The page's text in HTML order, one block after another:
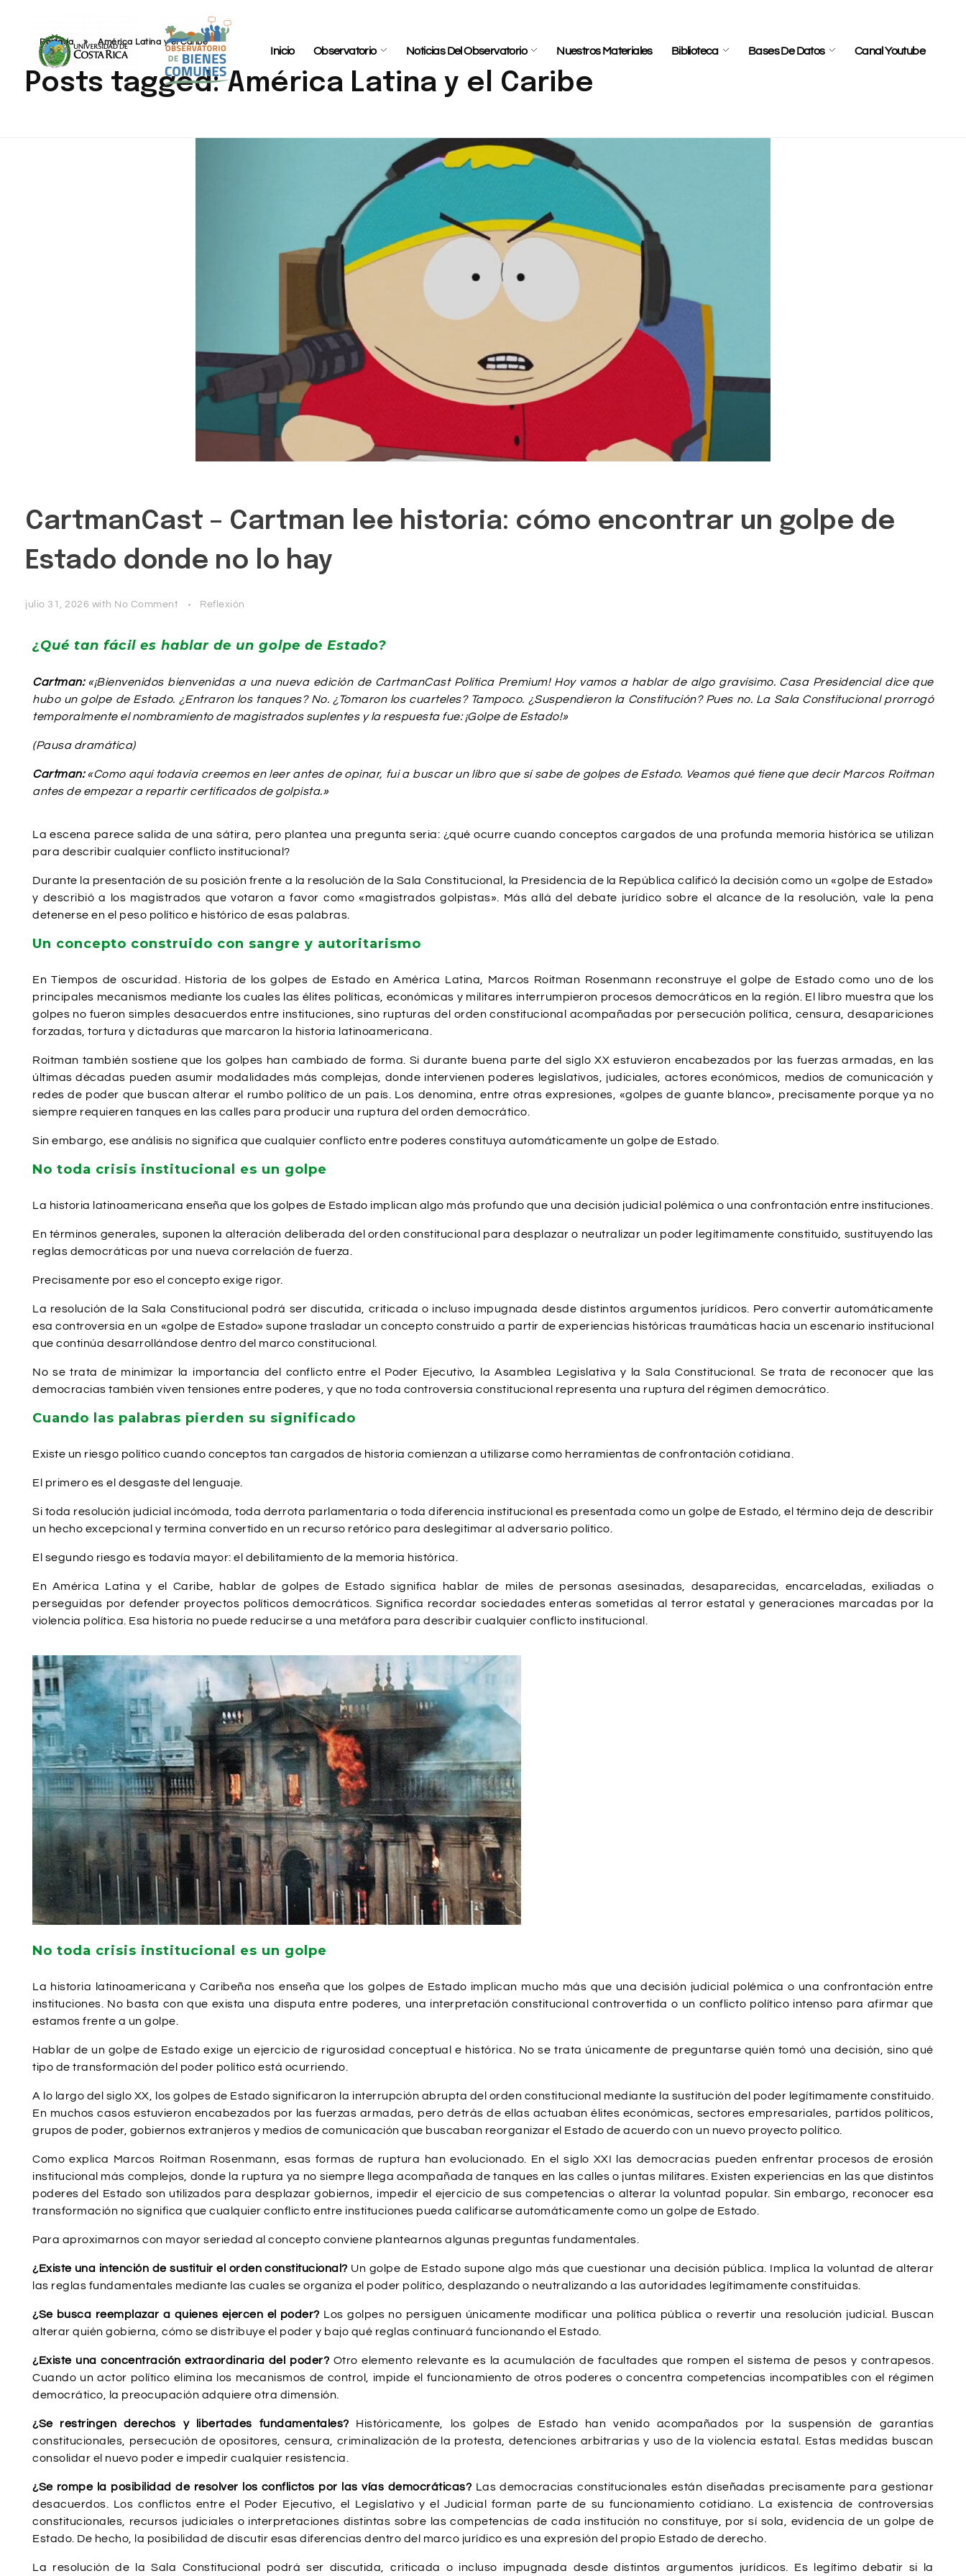
Inicio Observatorio Noticias Del Observatorio Nuestros Materiales Biblioteca Bases De Datos Canal Youtube
Portada » América Latina y el Caribe
Posts tagged: América Latina y el Caribe
CartmanCast – Cartman lee historia: cómo encontrar un golpe de
Estado donde no lo hay
julio 31, 2026 with No Comment Reflexión
¿Qué tan fácil es hablar de un golpe de Estado?
Cartman:«¡Bienvenidos bienvenidas a una nueva edición de CartmanCast Política Premium! Hoy vamos a hablar de algo gravísimo. Casa Presidencial dice que
hubo un golpe de Estado. ¿Entraron los tanques? No. ¿Tomaron los cuarteles? Tampoco. ¿Suspendieron la Constitución? Pues no. La Sala Constitucional prorrogó
temporalmente el nombramiento de magistrados suplentes y la respuesta fue: ¡Golpe de Estado!»
(Pausa dramática)
Cartman:«Como aquí todavía creemos en leer antes de opinar, fui a buscar un libro que sí sabe de golpes de Estado. Veamos qué tiene que decir Marcos Roitman
antes de empezar a repartir certificados de golpista.»
La escena parece salida de una sátira, pero plantea una pregunta seria: ¿qué ocurre cuando conceptos cargados de una profunda memoria histórica se utilizan
para describir cualquier conflicto institucional?
Durante la presentación de su posición frente a la resolución de la Sala Constitucional, la Presidencia de la República calificó la decisión como un «golpe de Estado»
y describió a los magistrados que votaron a favor como «magistrados golpistas». Más allá del debate jurídico sobre el alcance de la resolución, vale la pena
detenerse en el peso político e histórico de esas palabras.
Un concepto construido con sangre y autoritarismo
En Tiempos de oscuridad. Historia de los golpes de Estado en América Latina, Marcos Roitman Rosenmann reconstruye el golpe de Estado como uno de los
principales mecanismos mediante los cuales las élites políticas, económicas y militares interrumpieron procesos democráticos en la región. El libro muestra que los
golpes no fueron simples desacuerdos entre instituciones, sino rupturas del orden constitucional acompañadas por persecución política, censura, desapariciones
forzadas, tortura y dictaduras que marcaron la historia latinoamericana.
Roitman también sostiene que los golpes han cambiado de forma. Si durante buena parte del siglo XX estuvieron encabezados por las fuerzas armadas, en las
últimas décadas pueden asumir modalidades más complejas, donde intervienen poderes legislativos, judiciales, actores económicos, medios de comunicación y
redes de poder que buscan alterar el rumbo político de un país. Los denomina, entre otras expresiones, «golpes de guante blanco», precisamente porque ya no
siempre requieren tanques en las calles para producir una ruptura del orden democrático.
Sin embargo, ese análisis no significa que cualquier conflicto entre poderes constituya automáticamente un golpe de Estado.
No toda crisis institucional es un golpe
La historia latinoamericana enseña que los golpes de Estado implican algo más profundo que una decisión judicial polémica o una confrontación entre instituciones.
En términos generales, suponen la alteración deliberada del orden constitucional para desplazar o neutralizar un poder legítimamente constituido, sustituyendo las
reglas democráticas por una nueva correlación de fuerza.
Precisamente por eso el concepto exige rigor.
La resolución de la Sala Constitucional podrá ser discutida, criticada o incluso impugnada desde distintos argumentos jurídicos. Pero convertir automáticamente
esa controversia en un «golpe de Estado» supone trasladar un concepto construido a partir de experiencias históricas traumáticas hacia un escenario institucional
que continúa desarrollándose dentro del marco constitucional.
No se trata de minimizar la importancia del conflicto entre el Poder Ejecutivo, la Asamblea Legislativa y la Sala Constitucional. Se trata de reconocer que las
democracias también viven tensiones entre poderes, y que no toda controversia constitucional representa una ruptura del régimen democrático.
Cuando las palabras pierden su significado
Existe un riesgo político cuando conceptos tan cargados de historia comienzan a utilizarse como herramientas de confrontación cotidiana.
El primero es el desgaste del lenguaje.
Si toda resolución judicial incómoda, toda derrota parlamentaria o toda diferencia institucional es presentada como un golpe de Estado, el término deja de describir
un hecho excepcional y termina convertido en un recurso retórico para deslegitimar al adversario político.
El segundo riesgo es todavía mayor: el debilitamiento de la memoria histórica.
En América Latina y el Caribe, hablar de golpes de Estado significa hablar de miles de personas asesinadas, desaparecidas, encarceladas, exiliadas o
perseguidas por defender proyectos políticos democráticos. Significa recordar sociedades enteras sometidas al terror estatal y generaciones marcadas por la
violencia política. Esa historia no puede reducirse a una metáfora para describir cualquier conflicto institucional.
No toda crisis institucional es un golpe
La historia latinoamericana y Caribeña nos enseña que los golpes de Estado implican mucho más que una decisión judicial polémica o una confrontación entre
instituciones. No basta con que exista una disputa entre poderes, una interpretación constitucional controvertida o un conflicto político intenso para afirmar que
estamos frente a un golpe.
Hablar de un golpe de Estado exige un ejercicio de rigurosidad conceptual e histórica. No se trata únicamente de preguntarse quién tomó una decisión, sino qué
tipo de transformación del poder político está ocurriendo.
A lo largo del siglo XX, los golpes de Estado significaron la interrupción abrupta del orden constitucional mediante la sustitución del poder legítimamente constituido.
En muchos casos estuvieron encabezados por las fuerzas armadas, pero detrás de ellas actuaban élites económicas, sectores empresariales, partidos políticos,
grupos de poder, gobiernos extranjeros y medios de comunicación que buscaban reorganizar el Estado de acuerdo con un nuevo proyecto político.
Como explica Marcos Roitman Rosenmann, esas formas de ruptura han evolucionado. En el siglo XXI las democracias pueden enfrentar procesos de erosión
institucional más complejos, donde la ruptura ya no siempre llega acompañada de tanques en las calles o juntas militares. Existen experiencias en las que distintos
poderes del Estado son utilizados para desplazar gobiernos, impedir el ejercicio de sus competencias o alterar la voluntad popular. Sin embargo, reconocer esa
transformación no significa que cualquier conflicto entre instituciones pueda calificarse automáticamente como un golpe de Estado.
Para aproximarnos con mayor seriedad al concepto conviene plantearnos algunas preguntas fundamentales.
¿Existe una intención de sustituir el orden constitucional? Un golpe de Estado supone algo más que cuestionar una decisión pública. Implica la voluntad de alterar
las reglas fundamentales mediante las cuales se organiza el poder político, desplazando o neutralizando a las autoridades legítimamente constituidas.
¿Se busca reemplazar a quienes ejercen el poder? Los golpes no persiguen únicamente modificar una política pública o revertir una resolución judicial. Buscan
alterar quién gobierna, cómo se distribuye el poder y bajo qué reglas continuará funcionando el Estado.
¿Existe una concentración extraordinaria del poder? Otro elemento relevante es la acumulación de facultades que rompen el sistema de pesos y contrapesos.
Cuando un actor político elimina los mecanismos de control, impide el funcionamiento de otros poderes o concentra competencias incompatibles con el régimen
democrático, la preocupación adquiere otra dimensión.
¿Se restringen derechos y libertades fundamentales? Históricamente, los golpes de Estado han venido acompañados por la suspensión de garantías
constitucionales, persecución de opositores, censura, criminalización de la protesta, detenciones arbitrarias y uso de la violencia estatal. Estas medidas buscan
consolidar el nuevo poder e impedir cualquier resistencia.
¿Se rompe la posibilidad de resolver los conflictos por las vías democráticas? Las democracias constitucionales están diseñadas precisamente para gestionar
desacuerdos. Los conflictos entre el Poder Ejecutivo, el Legislativo y el Judicial forman parte de su funcionamiento cotidiano. La existencia de controversias
constitucionales, recursos judiciales o interpretaciones distintas sobre las competencias de cada institución no constituye, por sí sola, evidencia de un golpe de
Estado. De hecho, la posibilidad de discutir esas diferencias dentro del marco jurídico es una expresión del propio Estado de derecho.
La resolución de la Sala Constitucional podrá ser discutida, criticada o incluso impugnada desde distintos argumentos jurídicos. Es legítimo debatir si la